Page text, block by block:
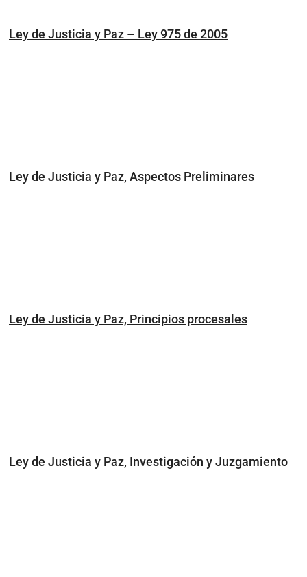
Ley de Justicia y Paz – Ley 975 de 2005
Ley de Justicia y Paz, Aspectos Preliminares
Ley de Justicia y Paz, Principios procesales
Ley de Justicia y Paz, Investigación y Juzgamiento